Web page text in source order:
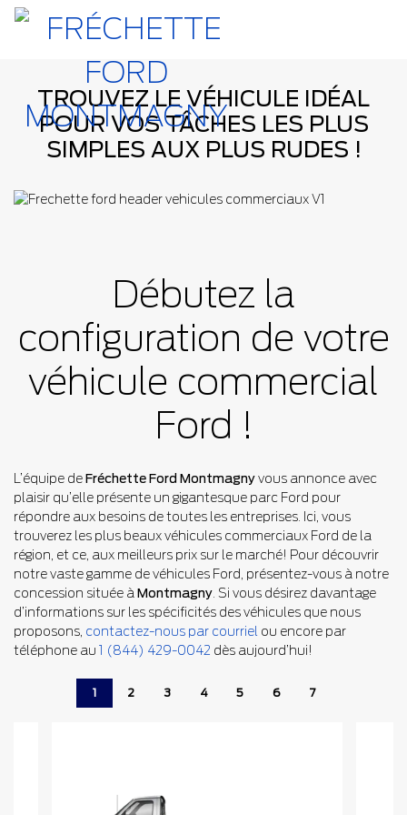
TROUVEZ LE VÉHICULE IDÉAL
POUR VOS TÂCHES LES PLUS
SIMPLES AUX PLUS RUDES !
Débutez la
configuration de votre
véhicule commercial
Ford !
L’équipe deFréchette Ford Montmagnyvous annonce avec
plaisir qu’elle présente un gigantesque parc Ford pour
répondre aux besoins de toutes les entreprises. Ici, vous
trouverez les plus beaux véhicules commerciaux Ford de la
région, et ce, aux meilleurs prix sur le marché! Pour découvrir
notre vaste gamme de véhicules Ford, présentez-vous à notre
concession située à Montmagny . Si vous désirez davantage
d’informations sur les spécificités des véhicules que nous
proposons, contactez-nous par courriel ou encore par
téléphone au 1 (844) 429-0042 dès aujourd’hui!
1 2 3 4 5 6 7